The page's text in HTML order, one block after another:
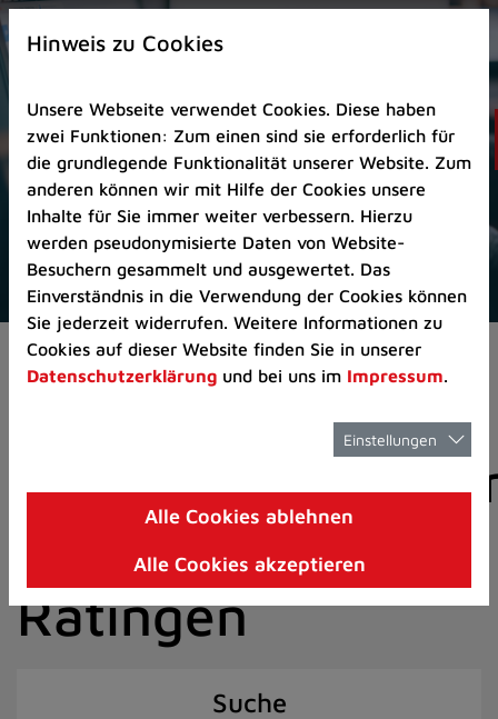
Zur
Startseite
Zum
Seitenanfang
springen
(Schnelltaste
A)
Zur
Navigation/Menü
springen
(Schnelltaste
M)
Zur
8)
I)
Aktuelles Pressemitteilungen
der Stadt
Ratingen
Suche
Hinweis zu Cookies
Unsere Webseite verwendet Cookies. Diese haben
zwei Funktionen: Zum einen sind sie erforderlich für
die grundlegende Funktionalität unserer Website. Zum
anderen können wir mit Hilfe der Cookies unsere
Inhalte für Sie immer weiter verbessern. Hierzu
werden pseudonymisierte Daten von Website-
Besuchern gesammelt und ausgewertet. Das
Einverständnis in die Verwendung der Cookies können
Sie jederzeit widerrufen. Weitere Informationen zu
Cookies auf dieser Website finden Sie in unserer
Datenschutzerklärung und bei uns im Impressum.
Einstellungen
Alle Cookies ablehnen
Alle Cookies akzeptieren